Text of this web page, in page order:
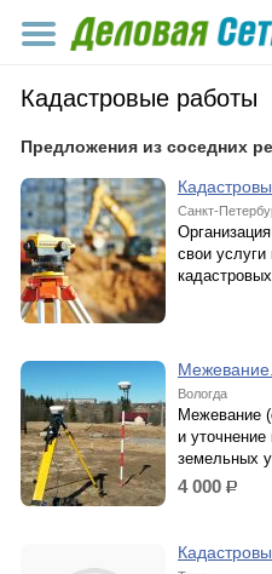
Кадастровые работы
Предложения из соседних
Санкт-
свои
Вологда
Межевание
и уточнение
земельных
4 000 р.